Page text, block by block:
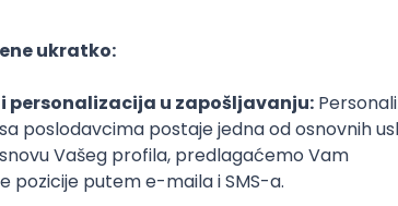
Puno radno vreme